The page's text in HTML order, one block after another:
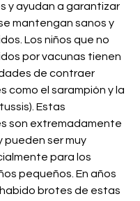
y ayudan a garantizar
mantengan sanos y
Los niños que no
por vacunas tienen
de contraer
como el sarampión y la
Estas
son extremadamente
pueden ser muy
para los
pequeños. En años
brotes de estas